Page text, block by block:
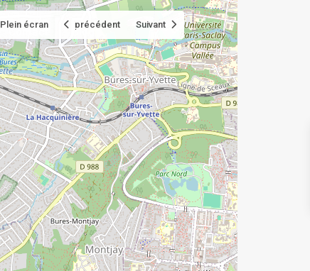
Contact Blog
Plein écran précédent Suivant